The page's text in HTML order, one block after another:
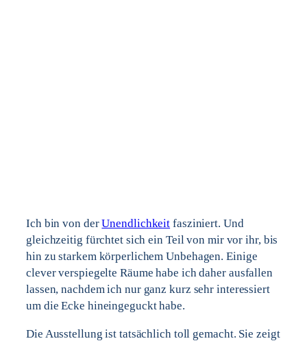
Ich bin von derUnendlichkeit fasziniert. Und
gleichzeitig fürchtet sich ein Teil von mir vor ihr, bis
hin zu starkem körperlichem Unbehagen. Einige
clever verspiegelte Räume habe ich daher ausfallen
lassen, nachdem ich nur ganz kurz sehr interessiert
um die Ecke hineingeguckt habe.
Die Ausstellung ist tatsächlich toll gemacht. Sie zeigt